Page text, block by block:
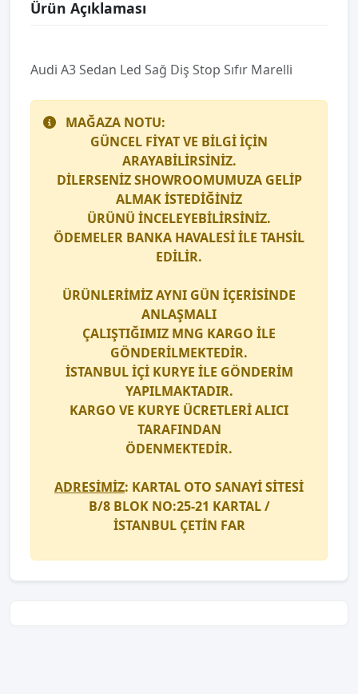
Ürün Açıklaması
Audi̇ A3 Sedan Led Sağ Diş Stop Sıfır Marelli̇
MAĞAZA NOTU:
GÜNCEL FİYAT VE BİLGİ İÇİN
ARAYABİLİRSİNİZ.
DİLERSENİZ SHOWROOMUMUZA GELİP
ALMAK İSTEDİĞİNİZ
ÜRÜNÜ İNCELEYEBİLİRSİNİZ.
ÖDEMELER BANKA HAVALESİ İLE TAHSİL
EDİLİR.
ÜRÜNLERİMİZ AYNI GÜN İÇERİSİNDE
ANLAŞMALI
ÇALIŞTIĞIMIZ MNG KARGO İLE
GÖNDERİLMEKTEDİR.
İSTANBUL İÇİ KURYE İLE GÖNDERİM
YAPILMAKTADIR.
KARGO VE KURYE ÜCRETLERİ ALICI
TARAFINDAN
ÖDENMEKTEDİR.
ADRESİMİZ: KARTAL OTO SANAYİ SİTESİ
B/8 BLOK NO:25-21 KARTAL /
İSTANBUL ÇETİN FAR